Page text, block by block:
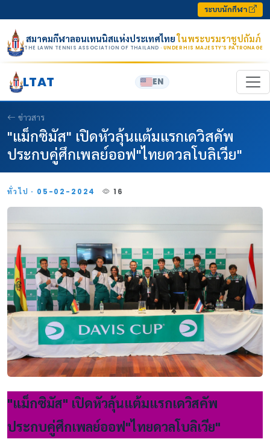
ระบบนักกีฬา
สมาคมกีฬาลอนเทนนิสแห่งประเทศไทยในพระบรมราชูปถัมภ์
THE LAWN TENNIS ASSOCIATION OF THAILAND · UNDER HIS MAJESTY’S PATRONAGE
LTAT EN
ข่าวสาร
"แม็กซิมัส" เปิดหัวลุ้นแต้มแรกเดวิสคัพ
ประกบคู่ศึกเพลย์ออฟ"ไทยดวลโบลิเวีย"
ทั่วไป · 05-02-2024 16
"แม็กซิมัส" เปิดหัวลุ้นแต้มแรกเดวิสคัพ
ประกบคู่ศึกเพลย์ออฟ"ไทยดวลโบลิเวีย"